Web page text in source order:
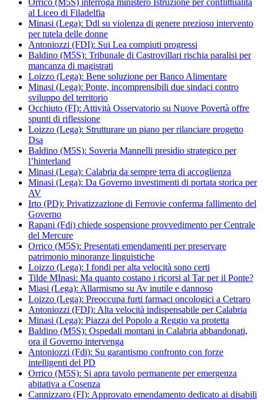
Orrico (M5S) interroga ministero Istruzione per conflittualità
al Liceo di Filadelfia
Minasi (Lega): Ddl su violenza di genere prezioso intervento
per tutela delle donne
Antoniozzi (FDI): Sui Lea compiuti progressi
Baldino (M5S): Tribunale di Castrovillari rischia paralisi per
mancanza di magistrati
Loizzo (Lega): Bene soluzione per Banco Alimentare
Minasi (Lega): Ponte, incomprensibili due sindaci contro
sviluppo del territorio
Occhiuto (FI): Attività Osservatorio su Nuove Povertà offre
spunti di riflessione
Loizzo (Lega): Strutturare un piano per rilanciare progetto
Dsa
Baldino (M5S): Soveria Mannelli presidio strategico per
l’hinterland
Minasi (Lega): Calabria da sempre terra di accoglienza
Minasi (Lega): Da Governo investimenti di portata storica per
AV
Irto (PD): Privatizzazione di Ferrovie conferma fallimento del
Governo
Rapani (Fdi) chiede sospensione provvedimento per Centrale
del Mercure
Orrico (M5S): Presentati emendamenti per preservare
patrimonio minoranze linguistiche
Loizzo (Lega): I fondi per alta velocità sono certi
Tilde MInasi: Ma quanto costano i ricorsi al Tar per il Ponte?
Miasi (Lega): Allarmismo su Av inutile e dannoso
Loizzo (Lega): Preoccupa furti farmaci oncologici a Cetraro
Antoniozzi (FDI): Alta velocità indispensabile per Calabria
Minasi (Lega): Piazza del Popolo a Reggio va protetta
Baldino (M5S): Ospedali montani in Calabria abbandonati,
ora il Governo intervenga
Antoniozzi (Fdi): Su garantismo confronto con forze
intelligenti del PD
Orrico (M5S): Si apra tavolo permanente per emergenza
abitativa a Cosenza
Cannizzaro (FI): Approvato emendamento dedicato ai disabili